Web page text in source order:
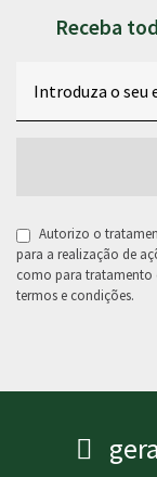
Receba
RGPDAutorizo o
para a realização de
como para
termos e condições.